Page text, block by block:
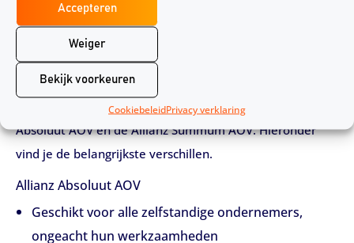
Accepteren
Weiger
Bekijk voorkeuren
CookiebeleidPrivacy verklaring
Welke arbeidsongeschiktheidsverzekering is
geschikt voor jou?
Er zijn bij Allianz twee
arbeidsongeschiktheidsverzekeringen: de Allianz
Absoluut AOV en de Allianz Summum AOV. Hieronder
vind je de belangrijkste verschillen.
Allianz Absoluut AOV
Geschikt voor alle zelfstandige ondernemers,
ongeacht hun werkzaamheden